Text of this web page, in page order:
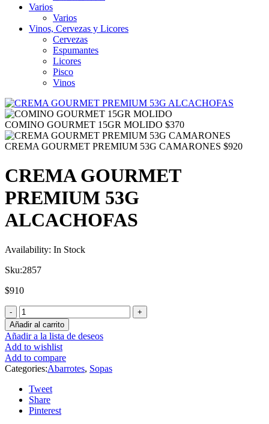
Varios
Varios
Vinos, Cervezas y Licores
Cervezas
Espumantes
Licores
Pisco
Vinos
COMINO GOURMET 15GR MOLIDO $370
CREMA GOURMET PREMIUM 53G CAMARONES $920
CREMA GOURMET
PREMIUM 53G
ALCACHOFAS
Availability: In Stock
Sku:2857
$910
Añadir al carrito
Añadir a la lista de deseos
Add to wishlist
Add to compare
Categories:Abarrotes, Sopas
Tweet
Share
Pinterest